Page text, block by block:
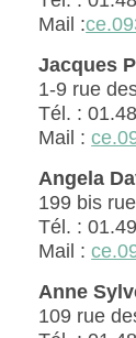
Mail :
Jacques
1-9 rue
Tél. :
Mail :
Angela
199 bis
Tél. :
Mail :
Anne
109 rue